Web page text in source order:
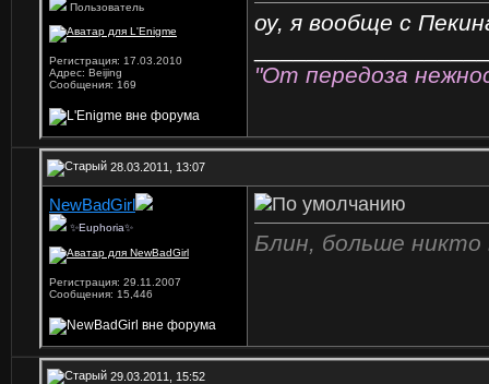
Пользователь
Регистрация: 17.03.2010
Адрес: Beijing
Сообщения: 169
оу, я вообще с
"От передоза
28.03.2011, 13:07
NewBadGirl
✨Euphoria✨
Регистрация: 29.11.2007
Сообщения: 15,446
Блин, больше
29.03.2011, 15:52